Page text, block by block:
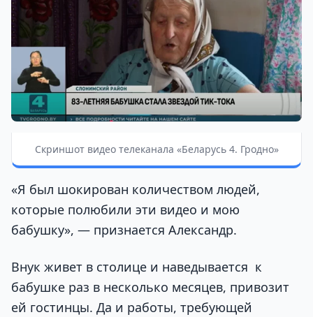
Скриншот видео телеканала «Беларусь 4. Гродно»
«Я был шокирован количеством людей,
которые полюбили эти видео и мою
бабушку», — признается Александр.
Внук живет в столице и наведывается к
бабушке раз в несколько месяцев, привозит
ей гостинцы. Да и работы, требующей